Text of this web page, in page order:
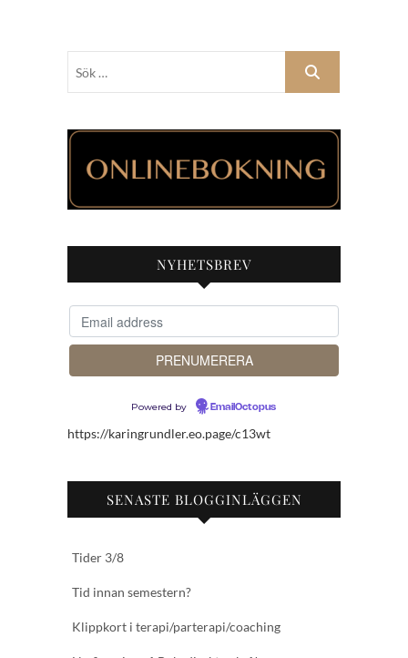
NYHETSBREV
Powered by EmailOctopus
https://karingrundler.eo.page/c13wt
SENASTE BLOGGINLÄGGEN
Tider 3/8
Tid innan semestern?
Klippkort i terapi/parterapi/coaching